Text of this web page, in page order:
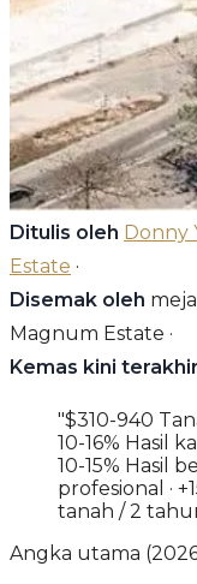
Ditulis oleh Donny
Estate ·
Disemak oleh
Magnum Estate ·
Kemas kini terakhir
"$310-940
10-16% Hasil
10-15% Hasil
profesional ·
tanah / 2
Angka utama